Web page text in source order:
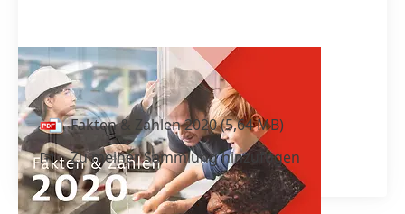
Fakten & Zahlen 2020
Fakten & Zahlen 2020(5,64 MB)
Zu meiner Sammlung hinzufügen